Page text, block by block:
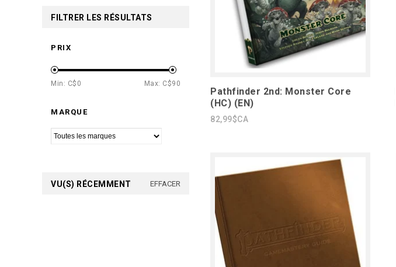
Pathfinder 2nd: Monster Core
(HC) (EN)
82,99$CA
FILTRER LES RÉSULTATS
PRIX
Min: C$ 0 Max: C$90
MARQUE
VU(S) RÉCEMMENT EFFACER